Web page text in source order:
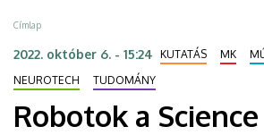
DEBRECENI
EGYETEM
Morzsa
Címlap
2022. október 6. - 15:24 KUTATÁS MK
NEUROTECH
TUDOMÁNY
Robotok a